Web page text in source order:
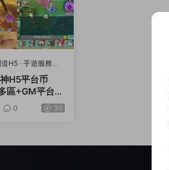
H5 · 手遊服務端
H5平台币
區+GM平台币
0 30